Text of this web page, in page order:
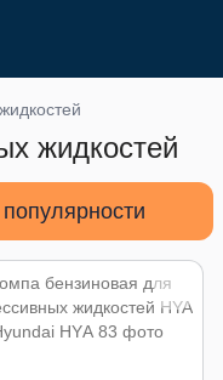
жидкостей